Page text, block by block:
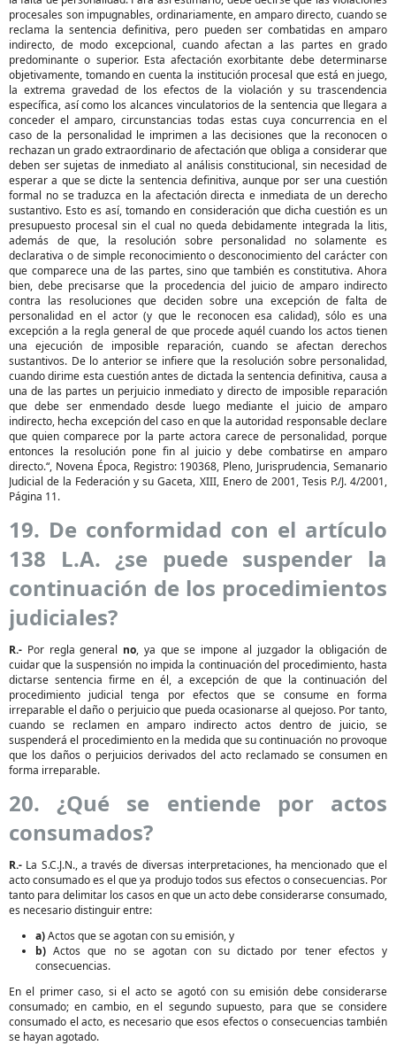
procesales son impugnables, ordinariamente, en amparo directo, cuando se
reclama la sentencia definitiva, pero pueden ser combatidas en amparo
indirecto, de modo excepcional, cuando afectan a las partes en grado
predominante o superior. Esta afectación exorbitante debe determinarse
objetivamente, tomando en cuenta la institución procesal que está en juego,
la extrema gravedad de los efectos de la violación y su trascendencia
específica, así como los alcances vinculatorios de la sentencia que llegara a
conceder el amparo, circunstancias todas estas cuya concurrencia en el
caso de la personalidad le imprimen a las decisiones que la reconocen o
rechazan un grado extraordinario de afectación que obliga a considerar que
deben ser sujetas de inmediato al análisis constitucional, sin necesidad de
esperar a que se dicte la sentencia definitiva, aunque por ser una cuestión
formal no se traduzca en la afectación directa e inmediata de un derecho
sustantivo. Esto es así, tomando en consideración que dicha cuestión es un
presupuesto procesal sin el cual no queda debidamente integrada la litis,
además de que, la resolución sobre personalidad no solamente es
declarativa o de simple reconocimiento o desconocimiento del carácter con
que comparece una de las partes, sino que también es constitutiva. Ahora
bien, debe precisarse que la procedencia del juicio de amparo indirecto
contra las resoluciones que deciden sobre una excepción de falta de
personalidad en el actor (y que le reconocen esa calidad), sólo es una
excepción a la regla general de que procede aquél cuando los actos tienen
una ejecución de imposible reparación, cuando se afectan derechos
sustantivos. De lo anterior se infiere que la resolución sobre personalidad,
cuando dirime esta cuestión antes de dictada la sentencia definitiva, causa a
una de las partes un perjuicio inmediato y directo de imposible reparación
que debe ser enmendado desde luego mediante el juicio de amparo
indirecto, hecha excepción del caso en que la autoridad responsable declare
que quien comparece por la parte actora carece de personalidad, porque
entonces la resolución pone fin al juicio y debe combatirse en amparo
directo.“, Novena Época, Registro: 190368, Pleno, Jurisprudencia, Semanario
Judicial de la Federación y su Gaceta, XIII, Enero de 2001, Tesis P./J. 4/2001,
Página 11.
19. De conformidad con el artículo
138 L.A. ¿se puede suspender la
continuación de los procedimientos
judiciales?
R.- Por regla general no, ya que se impone al juzgador la obligación de
cuidar que la suspensión no impida la continuación del procedimiento, hasta
dictarse sentencia firme en él, a excepción de que la continuación del
procedimiento judicial tenga por efectos que se consume en forma
irreparable el daño o perjuicio que pueda ocasionarse al quejoso. Por tanto,
cuando se reclamen en amparo indirecto actos dentro de juicio, se
suspenderá el procedimiento en la medida que su continuación no provoque
que los daños o perjuicios derivados del acto reclamado se consumen en
forma irreparable.
20. ¿Qué se entiende por actos
consumados?
R.- La S.C.J.N., a través de diversas interpretaciones, ha mencionado que el
acto consumado es el que ya produjo todos sus efectos o consecuencias. Por
tanto para delimitar los casos en que un acto debe considerarse consumado,
es necesario distinguir entre:
a)Actos que se agotan con su emisión, y
b) Actos que no se agotan con su dictado por tener efectos y
consecuencias.
En el primer caso, si el acto se agotó con su emisión debe considerarse
consumado; en cambio, en el segundo supuesto, para que se considere
consumado el acto, es necesario que esos efectos o consecuencias también
se hayan agotado.